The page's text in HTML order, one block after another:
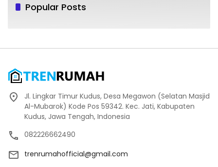
Popular Posts
Jl. Lingkar Timur Kudus, Desa Megawon (Selatan Masjid
Al-Mubarok) Kode Pos 59342. Kec. Jati, Kabupaten
Kudus, Jawa Tengah, Indonesia
082226662490
trenrumahofficial@gmail.com